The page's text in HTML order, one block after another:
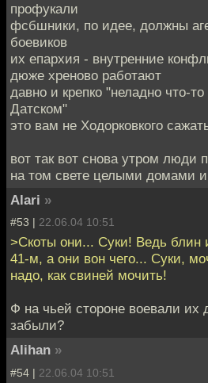
профукали
фсбшники, по идее, должны
боевиков
их епархия - внутренние
дюже хреново работают
давно и крепко "неладно что-
Датском"
это вам не Ходорковкого
вот так вот снова утром люди
на том свете целыми домами
Alari »
#53 | 22.06.04 10:51
>Скоты они... Суки! Ведь блин
41-м, а они вон чего... Суки,
надо, как свиней мочить!
Ф на чьей стороне воевали
забыли?
Alihan »
#54 | 22.06.04 10:51